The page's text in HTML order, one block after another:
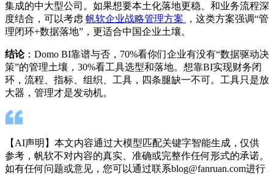
集成的中大型公司。如果想要本土化落地更稳、和业务流程深
度结合，可以考虑 帆软企业战略管理方案
，这类方案强调“管
理闭环+数据落地”，更适合中国企业土壤。
结论：Domo BI靠谱与否，70%看你们企业有没有“数据驱动决
策”的管理土壤，30%看工具选型和落地。想靠BI实现财务闭
环，流程、指标、组织、工具，四条腿缺一不可。工具只是放
大器，管理才是发动机。
【AI声明】本文内容通过大模型匹配关键字智能生成，仅供
参考，帆软不对内容的真实、准确或完整作任何形式的承诺。
如有任何问题或意见，您可以通过联系blog@fanruan.com进行